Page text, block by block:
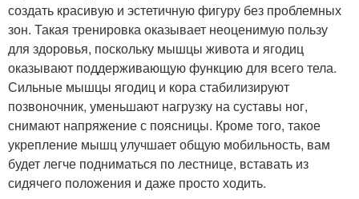
создать красивую и эстетичную фигуру без проблемных
зон. Такая тренировка оказывает неоценимую пользу
для здоровья, поскольку мышцы живота и ягодиц
оказывают поддерживающую функцию для всего тела.
Сильные мышцы ягодиц и кора стабилизируют
позвоночник, уменьшают нагрузку на суставы ног,
снимают напряжение с поясницы. Кроме того, такое
укрепление мышц улучшает общую мобильность, вам
будет легче подниматься по лестнице, вставать из
сидячего положения и даже просто ходить.